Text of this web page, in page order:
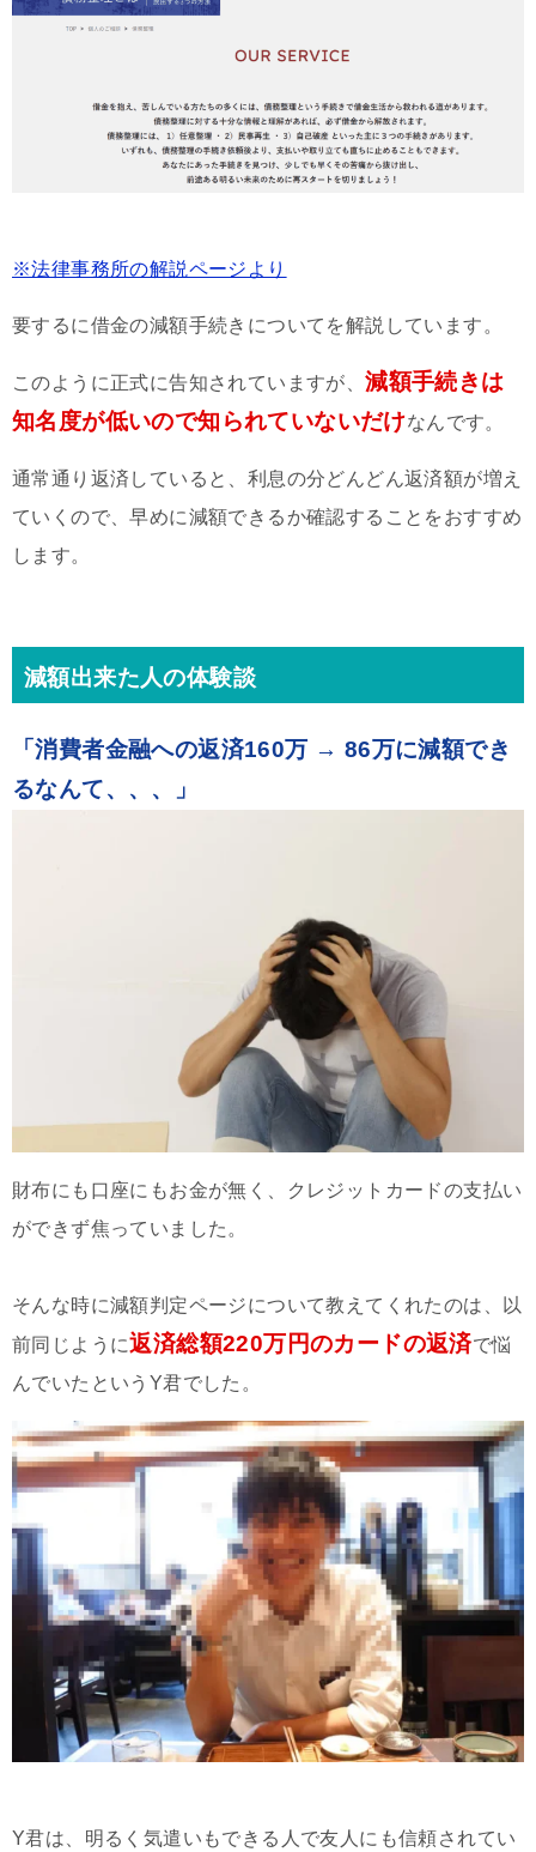
※法律事務所の解説ページより
要するに借金の減額手続きについてを解説しています。
このように正式に告知されていますが、減額手続きは
知名度が低いので知られていないだけなんです。
通常通り返済していると、利息の分どんどん返済額が増え
ていくので、早めに減額できるか確認することをおすすめ
します。
減額出来た人の体験談
「消費者金融への返済160万 → 86万に減額でき
るなんて、、、」
財布にも口座にもお金が無く、クレジットカードの支払い
ができず焦っていました。
そんな時に減額判定ページについて教えてくれたのは、以
前同じように返済総額220万円のカードの返済で悩
んでいたというY君でした。
Y君は、明るく気遣いもできる人で友人にも信頼されてい